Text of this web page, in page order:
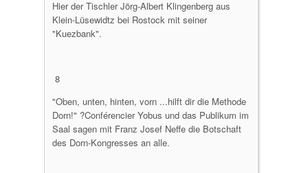
Hier der Tischler Jörg-Albert Klingenberg aus
Klein-Lüsewidtz bei Rostock mit seiner
"Kuezbank".
8
"Oben, unten, hinten, vorn ...hilft dir die Methode
Dorn!" ?Conférencier Yobus und das Publikum im
Saal sagen mit Franz Josef Neffe die Botschaft
des Dorn-Kongresses an alle.